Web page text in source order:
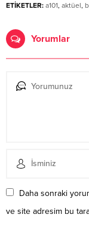
ETİKETLER: a101, aktüel,
Yorumlar
Daha sonraki
ve site adresim bu